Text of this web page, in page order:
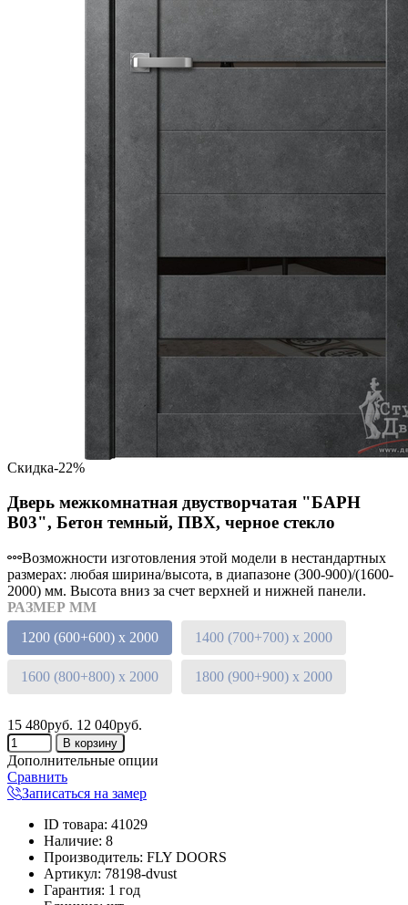
Скидка-22%
Дверь межкомнатная двустворчатая "БАРН
В03", Бетон темный, ПВХ, черное стекло
Возможности изготовления этой модели в нестандартных
размерах: любая ширина/высота, в диапазоне (300-900)/(1600-
2000) мм. Высота вниз за счет верхней и нижней панели.
РАЗМЕР ММ
1200 (600+600) х 2000
1400 (700+700) х 2000
1600 (800+800) х 2000 1800 (900+900) х 2000
15 480руб. 12 040руб.
Дополнительные опции
Сравнить
Записаться на замер
ID товара: 41029
Наличие: 8
Производитель: FLY DOORS
Артикул: 78198-dvust
Гарантия: 1 год